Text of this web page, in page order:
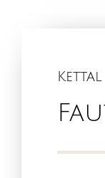
Kettal